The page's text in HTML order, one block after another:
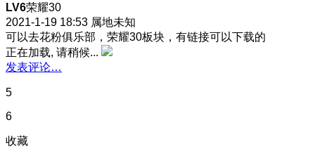
LV6荣耀30
2021-1-19 18:53 属地未知
可以去花粉俱乐部，荣耀30板块，有链接可以下载的
正在加载, 请稍候...
发表评论…
5
6
收藏